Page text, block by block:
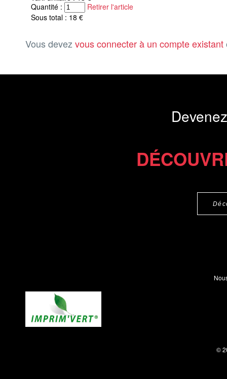
Quantité :
Retirer l'article
Sous total : 18 €
Vous devez vous connecter à un compte existant
©